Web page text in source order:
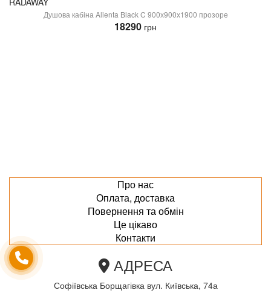
Душова кабіна Alienta Black C 900х900х1900 прозоре
18290 грн
Про нас
Оплата, доставка
Повернення та обмін
Це цікаво
Контакти
АДРЕСА
Софіївська Борщагівка вул. Київська, 74а